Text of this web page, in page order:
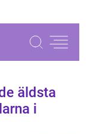
äldsta
i